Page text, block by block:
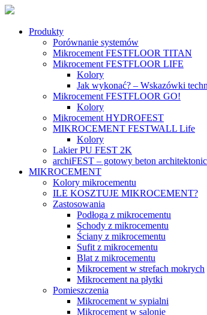
Produkty
Porównanie systemów
Mikrocement FESTFLOOR TITAN
Mikrocement FESTFLOOR LIFE
Kolory
Jak wykonać? – Wskazówki
Mikrocement FESTFLOOR GO!
Kolory
Mikrocement HYDROFEST
MIKROCEMENT FESTWALL Life
Kolory
Lakier PU FEST 2K
archiFEST – gotowy beton
MIKROCEMENT
Kolory mikrocementu
ILE KOSZTUJE MIKROCEMENT?
Zastosowania
Podłoga z mikrocementu
Schody z mikrocementu
Ściany z mikrocementu
Sufit z mikrocementu
Blat z mikrocementu
Mikrocement w strefach mokrych
Mikrocement na płytki
Pomieszczenia
Mikrocement w sypialni
Mikrocement w salonie